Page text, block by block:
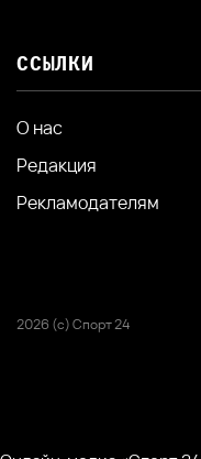
ССЫЛКИ
О нас
Редакция
Рекламодателям
2026 (с) Спорт 24